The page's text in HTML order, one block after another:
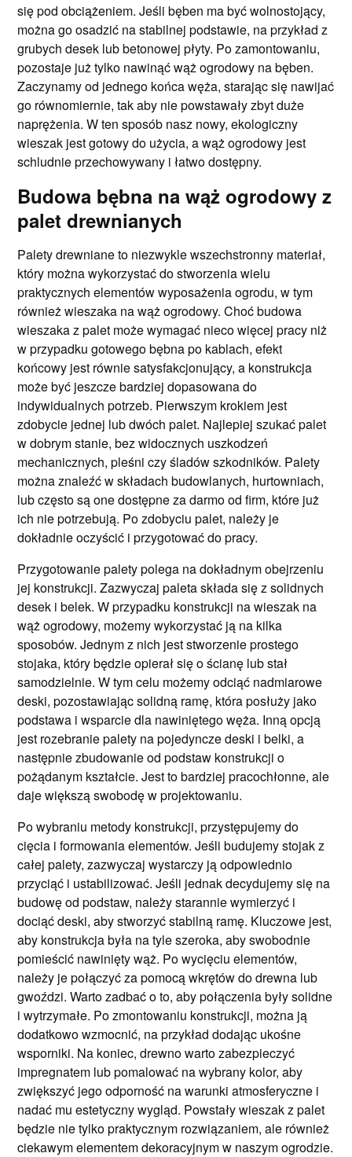
się pod obciążeniem. Jeśli bęben ma być wolnostojący,
można go osadzić na stabilnej podstawie, na przykład z
grubych desek lub betonowej płyty. Po zamontowaniu,
pozostaje już tylko nawinąć wąż ogrodowy na bęben.
Zaczynamy od jednego końca węża, starając się nawijać
go równomiernie, tak aby nie powstawały zbyt duże
naprężenia. W ten sposób nasz nowy, ekologiczny
wieszak jest gotowy do użycia, a wąż ogrodowy jest
schludnie przechowywany i łatwo dostępny.
Budowa bębna na wąż ogrodowy z
palet drewnianych
Palety drewniane to niezwykle wszechstronny materiał,
który można wykorzystać do stworzenia wielu
praktycznych elementów wyposażenia ogrodu, w tym
również wieszaka na wąż ogrodowy. Choć budowa
wieszaka z palet może wymagać nieco więcej pracy niż
w przypadku gotowego bębna po kablach, efekt
końcowy jest równie satysfakcjonujący, a konstrukcja
może być jeszcze bardziej dopasowana do
indywidualnych potrzeb. Pierwszym krokiem jest
zdobycie jednej lub dwóch palet. Najlepiej szukać palet
w dobrym stanie, bez widocznych uszkodzeń
mechanicznych, pleśni czy śladów szkodników. Palety
można znaleźć w składach budowlanych, hurtowniach,
lub często są one dostępne za darmo od firm, które już
ich nie potrzebują. Po zdobyciu palet, należy je
dokładnie oczyścić i przygotować do pracy.
Przygotowanie palety polega na dokładnym obejrzeniu
jej konstrukcji. Zazwyczaj paleta składa się z solidnych
desek i belek. W przypadku konstrukcji na wieszak na
wąż ogrodowy, możemy wykorzystać ją na kilka
sposobów. Jednym z nich jest stworzenie prostego
stojaka, który będzie opierał się o ścianę lub stał
samodzielnie. W tym celu możemy odciąć nadmiarowe
deski, pozostawiając solidną ramę, która posłuży jako
podstawa i wsparcie dla nawiniętego węża. Inną opcją
jest rozebranie palety na pojedyncze deski i belki, a
następnie zbudowanie od podstaw konstrukcji o
pożądanym kształcie. Jest to bardziej pracochłonne, ale
daje większą swobodę w projektowaniu.
Po wybraniu metody konstrukcji, przystępujemy do
cięcia i formowania elementów. Jeśli budujemy stojak z
całej palety, zazwyczaj wystarczy ją odpowiednio
przyciąć i ustabilizować. Jeśli jednak decydujemy się na
budowę od podstaw, należy starannie wymierzyć i
dociąć deski, aby stworzyć stabilną ramę. Kluczowe jest,
aby konstrukcja była na tyle szeroka, aby swobodnie
pomieścić nawinięty wąż. Po wycięciu elementów,
należy je połączyć za pomocą wkrętów do drewna lub
gwoździ. Warto zadbać o to, aby połączenia były solidne
i wytrzymałe. Po zmontowaniu konstrukcji, można ją
dodatkowo wzmocnić, na przykład dodając ukośne
wsporniki. Na koniec, drewno warto zabezpieczyć
impregnatem lub pomalować na wybrany kolor, aby
zwiększyć jego odporność na warunki atmosferyczne i
nadać mu estetyczny wygląd. Powstały wieszak z palet
będzie nie tylko praktycznym rozwiązaniem, ale również
ciekawym elementem dekoracyjnym w naszym ogrodzie.